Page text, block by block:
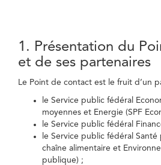
1. Présentation du
et de ses partenaires
Le Point de contact est le fruit d’un
le Service public fédéral
moyennes et Energie (SPF
le Service public fédéral
le Service public fédéral
chaîne alimentaire et
publique) ;